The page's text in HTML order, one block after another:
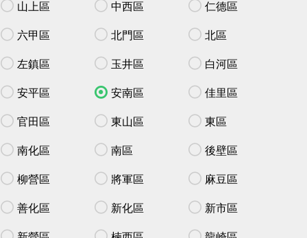
山上區 中西區 仁德區
六甲區 北門區 北區
左鎮區 玉井區 白河區
安平區 安南區 佳里區
官田區 東山區 東區
南化區 南區 後壁區
柳營區 將軍區 麻豆區
善化區 新化區 新市區